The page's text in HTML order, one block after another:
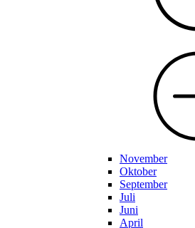
November
Oktober
September
Juli
Juni
April